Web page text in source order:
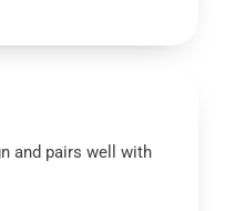
and pairs well with